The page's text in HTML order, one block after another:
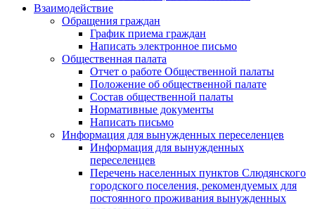
Взаимодействие
Обращения граждан
График приема граждан
Написать электронное письмо
Общественная палата
Отчет о работе Общественной палаты
Положение об общественной палате
Состав общественной палаты
Нормативные документы
Написать письмо
Информация для вынужденных переселенцев
Информация для вынужденных
переселенцев
Перечень населенных пунктов Слюдянского
городского поселения, рекомендуемых для
постоянного проживания вынужденных